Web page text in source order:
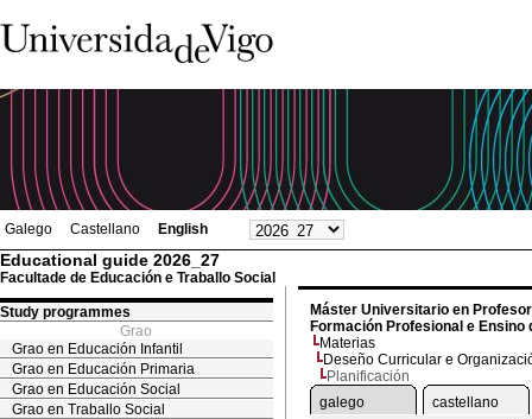
Galego Castellano English
Educational guide 2026_27
Facultade de Educación e Traballo Social
Study programmes
Grao
Grao en Educación Infantil
Grao en Educación Primaria
Grao en Educación Social
Grao en Traballo Social
Máster Universitario en
Formación Profesional e
Materias
Deseño Curricular e
Planificación
galego
castellano